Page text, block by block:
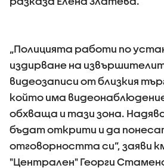
„Полицията работи по
издирване на
видеозаписи от близкия
който има
обхваща и тази зона.
бъдат открити и да
отговорността си”, заяви
"Централен" Георги